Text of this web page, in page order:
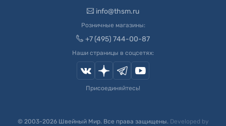
info@thsm.ru
Розничные магазины:
+7 (495) 744-00-87
Наши страницы в соцсетях:
Присоединяйтесь!
© 2003-2026Швейный Мир. Все права защищены. Developed by